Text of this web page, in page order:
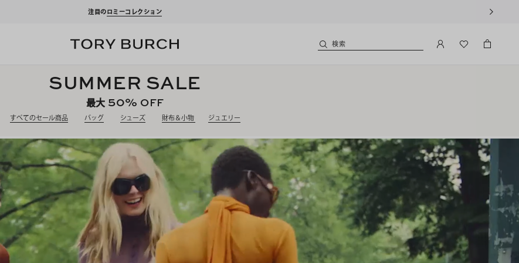
新規アカウント登録*で、20,000円(税込)以上のお買い物にご利用いただけます。
検索
SUMMER SALE
最大 50% OFF
すべてのセール商品 バッグ シューズ 財布＆小物 ジュエリー